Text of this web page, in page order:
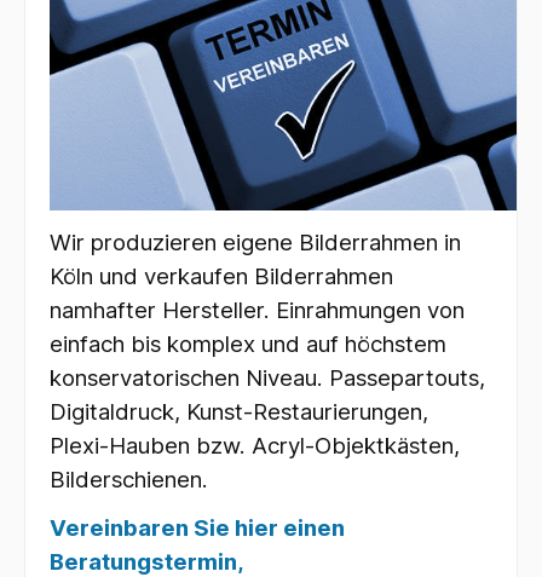
Wir produzieren eigene Bilderrahmen in
Köln und verkaufen Bilderrahmen
namhafter Hersteller. Einrahmungen von
einfach bis komplex und auf höchstem
konservatorischen Niveau. Passepartouts,
Digitaldruck, Kunst-Restaurierungen,
Plexi-Hauben bzw. Acryl-Objektkästen,
Bilderschienen.
Vereinbaren Sie hier einen
Beratungstermin,